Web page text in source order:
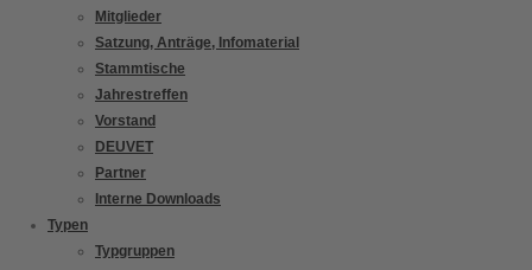
Mitglieder
Satzung, Anträge, Infomaterial
Stammtische
Jahrestreffen
Vorstand
DEUVET
Partner
Interne Downloads
Typen
Typgruppen